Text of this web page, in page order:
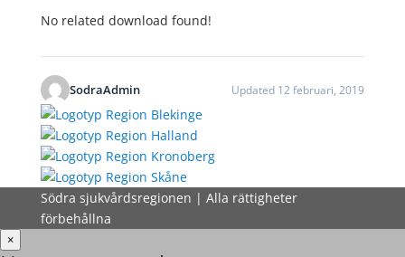
No related download found!
SodraAdmin Updated 12 februari, 2019
Södra sjukvårdsregionen | Alla rättigheter
förbehållna
×